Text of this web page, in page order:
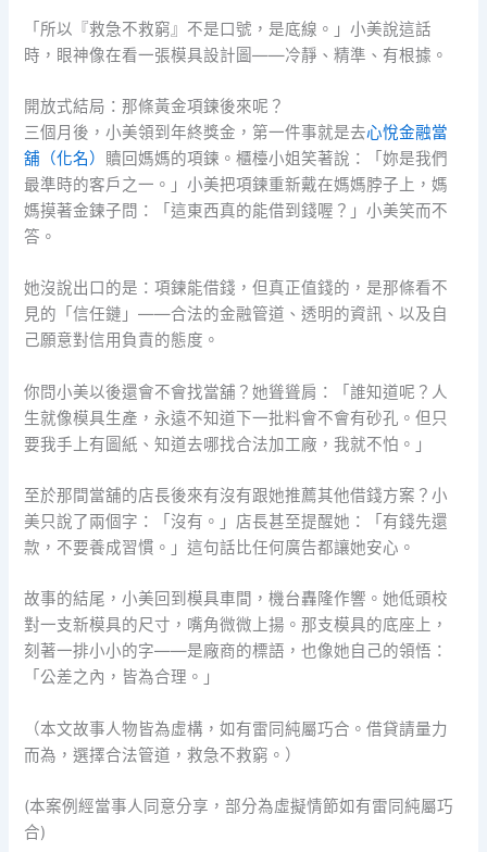
「所以『救急不救窮』不是口號，是底線。」小美說這話
時，眼神像在看一張模具設計圖——冷靜、精準、有根據。
開放式結局：那條黃金項鍊後來呢？
三個月後，小美領到年終獎金，第一件事就是去心悅金融當
舖（化名） 贖回媽媽的項鍊。櫃檯小姐笑著說：「妳是我們
最準時的客戶之一。」小美把項鍊重新戴在媽媽脖子上，媽
媽摸著金鍊子問：「這東西真的能借到錢喔？」小美笑而不
答。
她沒說出口的是：項鍊能借錢，但真正值錢的，是那條看不
見的「信任鏈」——合法的金融管道、透明的資訊、以及自
己願意對信用負責的態度。
你問小美以後還會不會找當舖？她聳聳肩：「誰知道呢？人
生就像模具生產，永遠不知道下一批料會不會有砂孔。但只
要我手上有圖紙、知道去哪找合法加工廠，我就不怕。」
至於那間當舖的店長後來有沒有跟她推薦其他借錢方案？小
美只說了兩個字：「沒有。」店長甚至提醒她：「有錢先還
款，不要養成習慣。」這句話比任何廣告都讓她安心。
故事的結尾，小美回到模具車間，機台轟隆作響。她低頭校
對一支新模具的尺寸，嘴角微微上揚。那支模具的底座上，
刻著一排小小的字——是廠商的標語，也像她自己的領悟：
「公差之內，皆為合理。」
（本文故事人物皆為虛構，如有雷同純屬巧合。借貸請量力
而為，選擇合法管道，救急不救窮。）
(本案例經當事人同意分享，部分為虛擬情節如有雷同純屬巧
合)